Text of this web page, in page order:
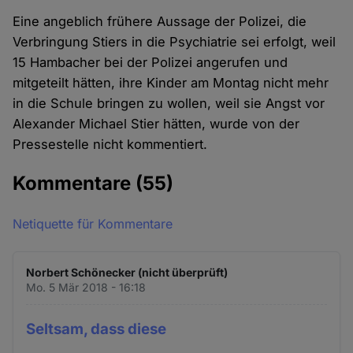
Eine angeblich frühere Aussage der Polizei, die
Verbringung Stiers in die Psychiatrie sei erfolgt, weil
15 Hambacher bei der Polizei angerufen und
mitgeteilt hätten, ihre Kinder am Montag nicht mehr
in die Schule bringen zu wollen, weil sie Angst vor
Alexander Michael Stier hätten, wurde von der
Pressestelle nicht kommentiert.
Kommentare (55)
Netiquette für Kommentare
Norbert Schönecker (nicht überprüft)
Mo. 5 Mär 2018 - 16:18
Seltsam, dass diese